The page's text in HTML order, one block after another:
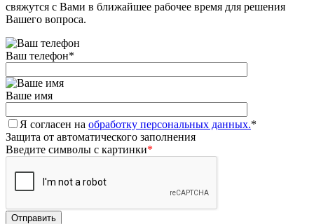
свяжутся с Вами в ближайшее рабочее время для решения
Вашего вопроса.
Ваш телефон*
Ваше имя
Я согласен на обработку персональных данных.*
Защита от автоматического заполнения
Введите символы с картинки*